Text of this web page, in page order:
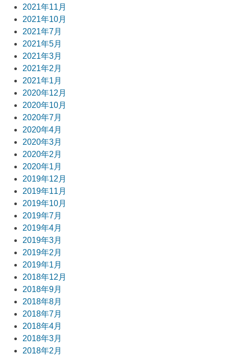
2021年11月
2021年10月
2021年7月
2021年5月
2021年3月
2021年2月
2021年1月
2020年12月
2020年10月
2020年7月
2020年4月
2020年3月
2020年2月
2020年1月
2019年12月
2019年11月
2019年10月
2019年7月
2019年4月
2019年3月
2019年2月
2019年1月
2018年12月
2018年9月
2018年8月
2018年7月
2018年4月
2018年3月
2018年2月